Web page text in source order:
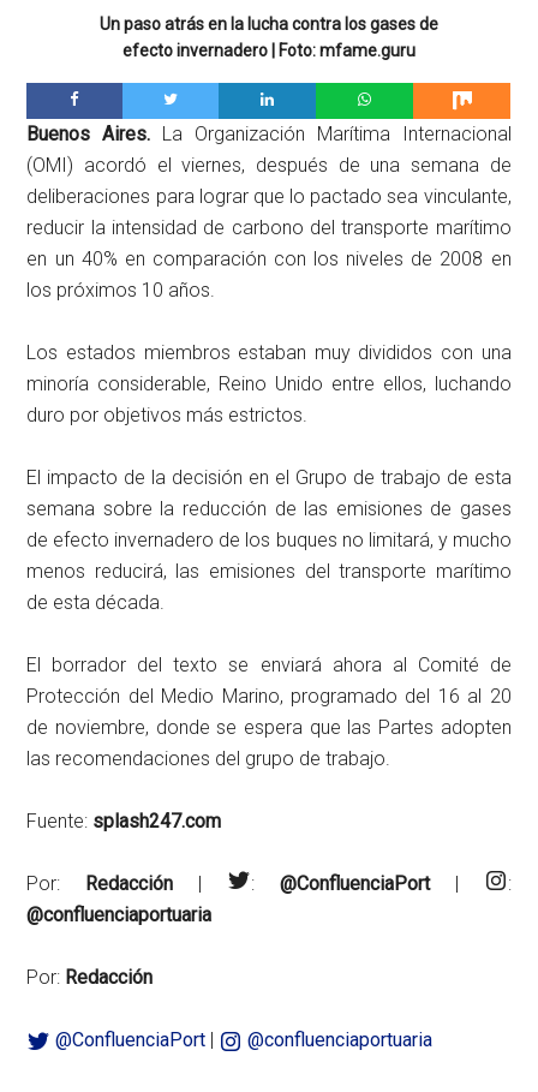
Un paso atrás en la lucha contra los gases de
efecto invernadero | Foto: mfame.guru
Buenos Aires. La Organización Marítima Internacional
(OMI) acordó el viernes, después de una semana de
deliberaciones para lograr que lo pactado sea vinculante,
reducir la intensidad de carbono del transporte marítimo
en un 40% en comparación con los niveles de 2008 en
los próximos 10 años.
Los estados miembros estaban muy divididos con una
minoría considerable, Reino Unido entre ellos, luchando
duro por objetivos más estrictos.
El impacto de la decisión en el Grupo de trabajo de esta
semana sobre la reducción de las emisiones de gases
de efecto invernadero de los buques no limitará, y mucho
menos reducirá, las emisiones del transporte marítimo
de esta década.
El borrador del texto se enviará ahora al Comité de
Protección del Medio Marino, programado del 16 al 20
de noviembre, donde se espera que las Partes adopten
las recomendaciones del grupo de trabajo.
Fuente: splash247.com
Por: Redacción | : @ConfluenciaPort|
:
@confluenciaportuaria
Por: Redacción
@ConfluenciaPort | @confluenciaportuaria